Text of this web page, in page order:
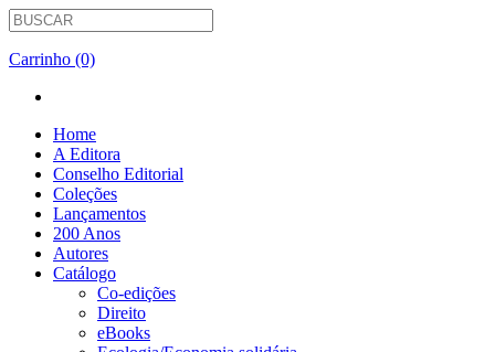
Carrinho (0)
Home
A Editora
Conselho Editorial
Coleções
Lançamentos
200 Anos
Autores
Catálogo
Co-edições
Direito
eBooks